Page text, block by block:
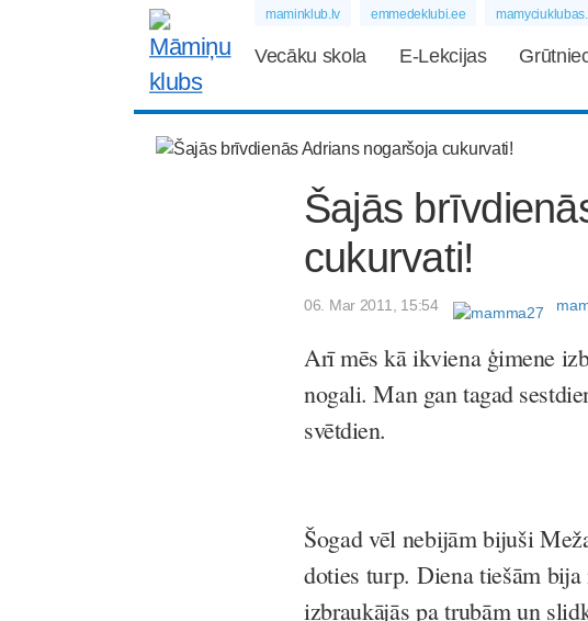
maminklub.lv emmedeklubi.ee
Vecāku skola E-Lekcijas
Šajās
cukurvati!
06. Mar 2011, 15:54
Arī mēs kā ikviena ģimene
nogali. Man gan tagad
svētdien.
Šogad vēl nebijām bijuši
doties turp. Diena tiešām
izbraukājās pa trubām un